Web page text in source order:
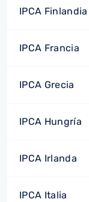
IPCA Finlandia
IPCA Francia
IPCA Grecia
IPCA Hungría
IPCA Irlanda
IPCA Italia